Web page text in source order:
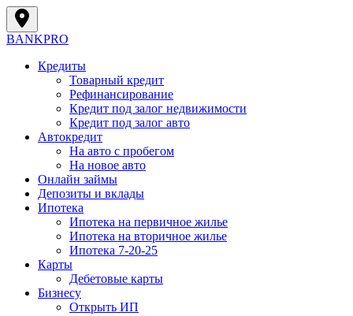
BANKPRO
Кредиты
Товарный кредит
Рефинансирование
Кредит под залог недвижимости
Кредит под залог авто
Автокредит
На авто с пробегом
На новое авто
Онлайн займы
Депозиты и вклады
Ипотека
Ипотека на первичное жилье
Ипотека на вторичное жилье
Ипотека 7-20-25
Карты
Дебетовые карты
Бизнесу
Открыть ИП